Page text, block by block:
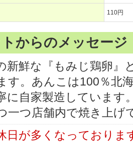
110円
からのメッセージ
新鮮な『もみじ鶏卵』
す。あんこは100％北
に自家製造しています
一つ店舗内で焼き上げ
日が多くなっておりま